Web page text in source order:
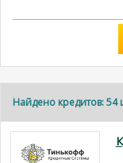
Найдено кредитов: 54